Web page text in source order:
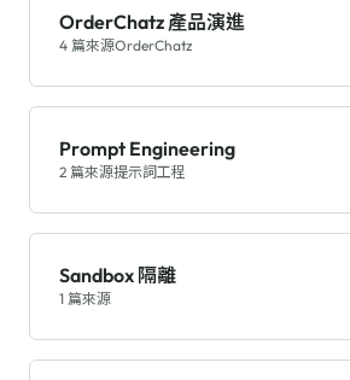
OrderChatz 產品演進
4 篇來源OrderChatz
Prompt Engineering
2 篇來源提示詞工程
Sandbox 隔離
1 篇來源